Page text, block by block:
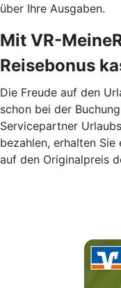
über Ihre Ausgaben.
Mit VR-
Reisebonus
Die Freude auf den
schon bei der
Servicepartner
bezahlen, erhalten
auf den Originalpreis